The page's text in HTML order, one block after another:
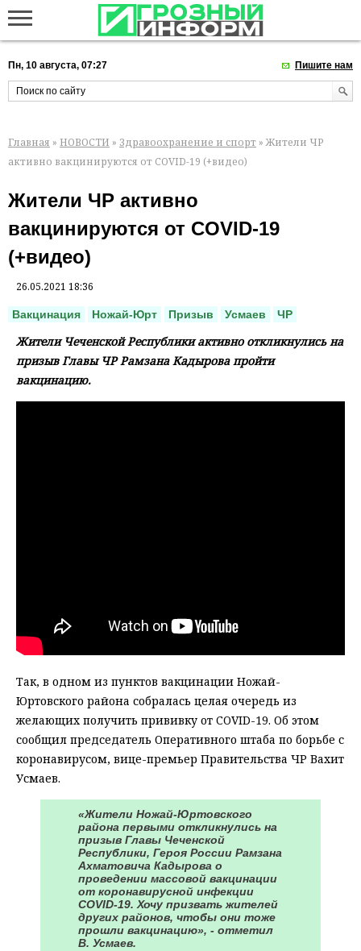
Пн, 10 августа, 07:27 Пишите нам
Главная » НОВОСТИ » Здравоохранение и спорт » Жители ЧР
активно вакцинируются от COVID-19 (+видео)
Жители ЧР активно
вакцинируются от COVID-19
(+видео)
26.05.2021 18:36
Вакцинация Ножай-Юрт Призыв Усмаев ЧР
Жители Чеченской Республики активно откликнулись на
призыв Главы ЧР Рамзана Кадырова пройти
вакцинацию.
Так, в одном из пунктов вакцинации Ножай-
Юртовского района собралась целая очередь из
желающих получить прививку от COVID-19. Об этом
сообщил председатель Оперативного штаба по борьбе с
коронавирусом, вице-премьер Правительства ЧР Вахит
Усмаев.
«Жители Ножай-Юртовского
района первыми откликнулись на
призыв Главы Чеченской
Республики, Героя России Рамзана
Ахматовича Кадырова о
проведении массовой вакцинации
от коронавирусной инфекции
COVID-19. Хочу призвать жителей
других районов, чтобы они тоже
прошли вакцинацию», - отметил
В. Усмаев.